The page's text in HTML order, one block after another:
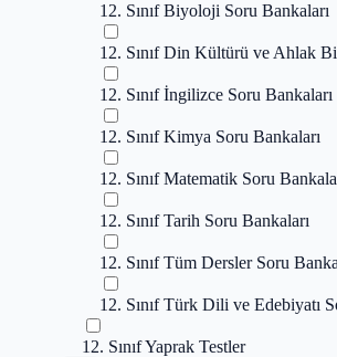
12. Sınıf Biyoloji Soru Bankaları
12. Sınıf Din Kültürü ve Ahlak
12. Sınıf İngilizce Soru Bankaları
12. Sınıf Kimya Soru Bankaları
12. Sınıf Matematik Soru
12. Sınıf Tarih Soru Bankaları
12. Sınıf Tüm Dersler Soru
12. Sınıf Türk Dili ve Edebiyatı
12. Sınıf Yaprak Testler